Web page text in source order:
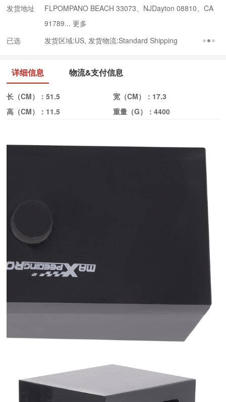
发货地址
FLPOMPANO BEACH 33073、NJDayton 08810、CA
91789... 更多
已选
发货区域:US, 发货物流:Standard Shipping
详细信息 物流&支付信息
长（CM）：51.5 宽（CM）： 17.3
高（CM）： 11.5 重量（G）： 4400